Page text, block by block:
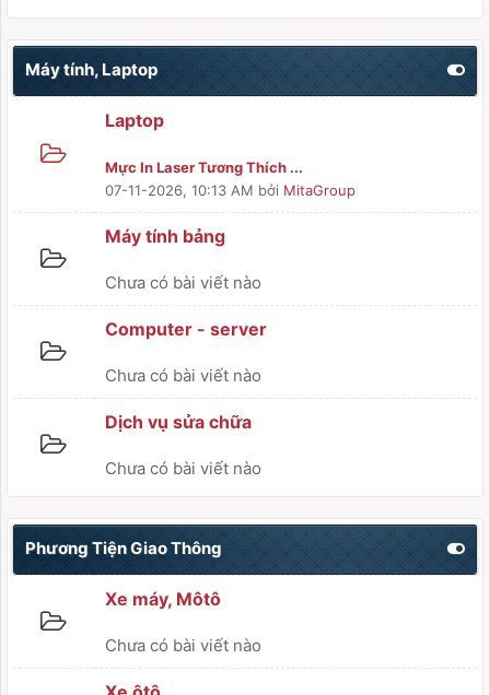
Máy tính, Laptop
Laptop
Mực In Laser Tương Thích ...
07-11-2026, 10:13 AM bởi MitaGroup
Máy tính bảng
Chưa có bài viết nào
Computer - server
Chưa có bài viết nào
Dịch vụ sửa chữa
Chưa có bài viết nào
Phương Tiện Giao Thông
Xe máy, Môtô
Chưa có bài viết nào